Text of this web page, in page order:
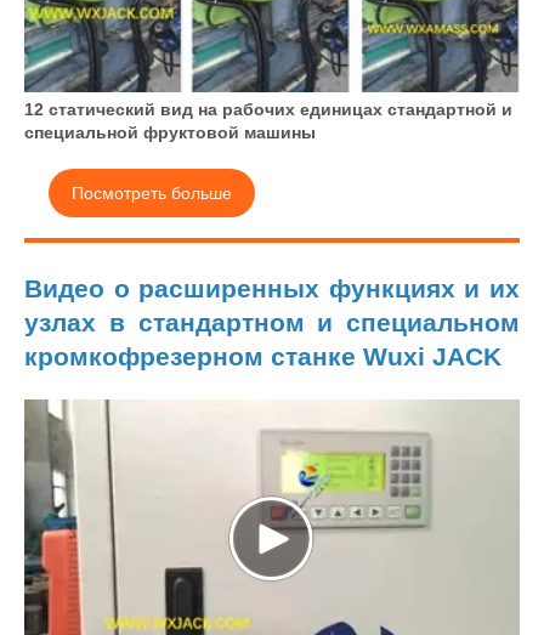
12 статический вид на рабочих единицах стандартной и
специальной фруктовой машины
Посмотреть больше
Видео о расширенных функциях и их
узлах в стандартном и специальном
кромкофрезерном станке Wuxi JACK